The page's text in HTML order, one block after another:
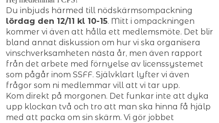
Du inbjuds härmed till nödskärmsompackning
lördag den 12/11 kl 10-15. Mitt i ompackningen
kommer vi även att hålla ett medlemsmöte. Det blir
bland annat diskussion om hur vi ska organisera
vinschverksamheten nästa år, men även rapport
från det arbete med förnyelse av licenssystemet
som pågår inom SSFF. Självklart lyfter vi även
frågor som ni medlemmar vill att vi tar upp.
Kom direkt på morgonen. Det funkar inte att dyka
upp klockan två och tro att man ska hinna få hjälp
med att packa om sin skärm. Vi gör jobbet